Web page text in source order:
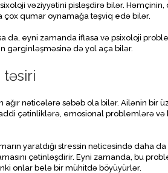
vəziyyətini pisləşdirə bilər. Həmçinin,
çox qumar oynamağa təşviq edə bilər.
da, eyni zamanda iflasa və psixoloji
gərginləşməsinə də yol aça bilər.
təsiri
nəticələrə səbəb ola bilər. Ailənin bir
çətinliklərə, emosional problemlərə və
yaratdığı stressin nəticəsində daha
çətinləşdirir. Eyni zamanda, bu
onlar belə bir mühitdə böyüyürlər.